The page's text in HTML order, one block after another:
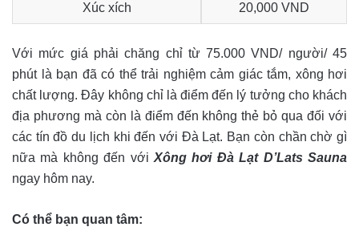
Xúc xích 20,000 VND
Với mức giá phải chăng chỉ từ 75.000 VND/ người/ 45
phút là bạn đã có thể trải nghiệm cảm giác tắm, xông hơi
chất lượng. Đây không chỉ là điểm đến lý tưởng cho khách
địa phương mà còn là điểm đến không thẻ bỏ qua đối với
các tín đồ du lịch khi đến với Đà Lạt. Bạn còn chần chờ gì
nữa mà không đến với Xông hơi Đà Lạt D’Lats Sauna
ngay hôm nay.
Có thể bạn quan tâm: